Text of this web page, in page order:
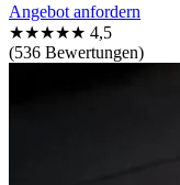
Angebot anfordern
★★★★★ 4,5
(536 Bewertungen)